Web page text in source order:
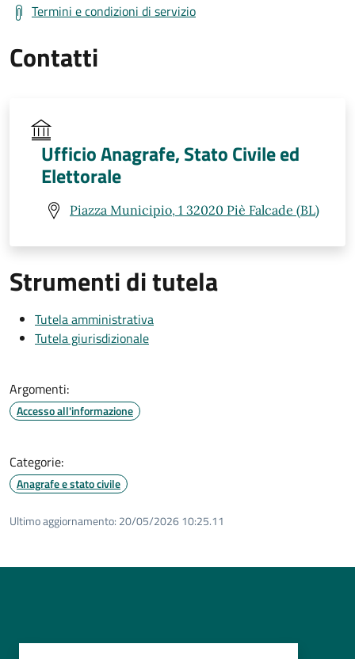
Termini e condizioni di servizio
Contatti
Ufficio Anagrafe, Stato Civile ed
Elettorale
Piazza Municipio, 1 32020 Piè Falcade (BL)
Strumenti di tutela
Tutela amministrativa
Tutela giurisdizionale
Argomenti:
Accesso all'informazione
Categorie:
Anagrafe e stato civile
Ultimo aggiornamento: 20/05/2026 10:25.11